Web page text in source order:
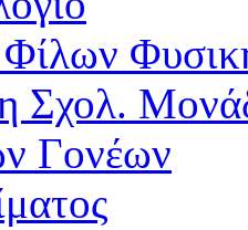
Σχολ.
Γονέων